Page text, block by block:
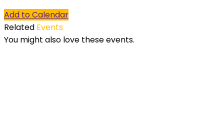
Add to Calendar
Related Events
You might also love these events.